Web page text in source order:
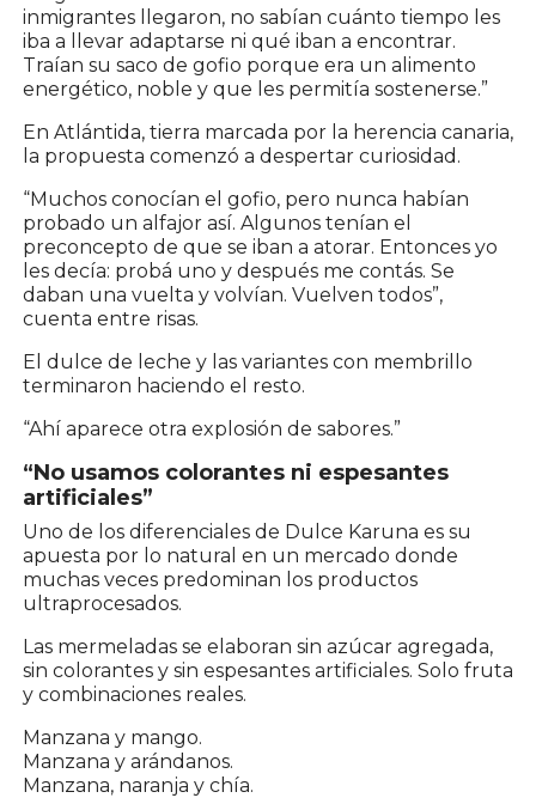
inmigrantes llegaron, no sabían cuánto tiempo les
iba a llevar adaptarse ni qué iban a encontrar.
Traían su saco de gofio porque era un alimento
energético, noble y que les permitía sostenerse.”
En Atlántida, tierra marcada por la herencia canaria,
la propuesta comenzó a despertar curiosidad.
“Muchos conocían el gofio, pero nunca habían
probado un alfajor así. Algunos tenían el
preconcepto de que se iban a atorar. Entonces yo
les decía: probá uno y después me contás. Se
daban una vuelta y volvían. Vuelven todos”,
cuenta entre risas.
El dulce de leche y las variantes con membrillo
terminaron haciendo el resto.
“Ahí aparece otra explosión de sabores.”
“No usamos colorantes ni espesantes
artificiales”
Uno de los diferenciales de Dulce Karuna es su
apuesta por lo natural en un mercado donde
muchas veces predominan los productos
ultraprocesados.
Las mermeladas se elaboran sin azúcar agregada,
sin colorantes y sin espesantes artificiales. Solo fruta
y combinaciones reales.
Manzana y mango.
Manzana y arándanos.
Manzana, naranja y chía.